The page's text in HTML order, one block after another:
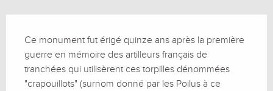
Ce monument fut érigé quinze ans après la première
guerre en mémoire des artilleurs français de
tranchées qui utilisèrent ces torpilles dénommées
"crapouillots" (surnom donné par les Poilus à ce